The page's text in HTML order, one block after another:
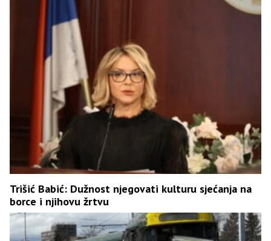
Trišić Babić: Dužnost njegovati kulturu sjećanja na
borce i njihovu žrtvu